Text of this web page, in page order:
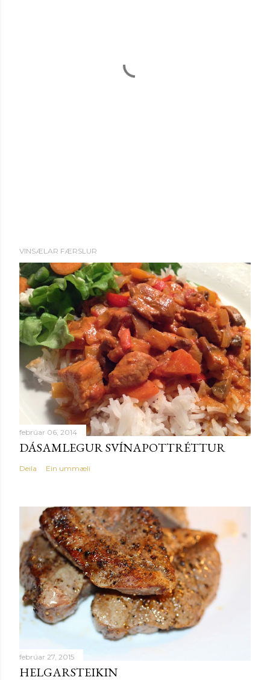
VINSÆLAR FÆRSLUR
febrúar 06, 2014
DÁSAMLEGUR SVÍNAPOTTRÉTTUR
Deila Ein ummæli
febrúar 27, 2015
HELGARSTEIKIN